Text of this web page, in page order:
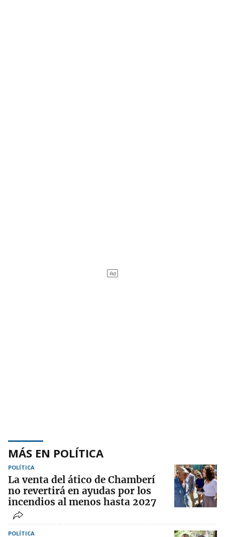
MÁS EN POLÍTICA
POLÍTICA
La venta del ático de Chamberí
no revertirá en ayudas por los
incendios al menos hasta 2027
POLÍTICA